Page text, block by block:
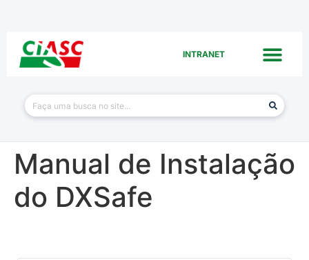
INTRANET
Manual de Instalação
do DXSafe